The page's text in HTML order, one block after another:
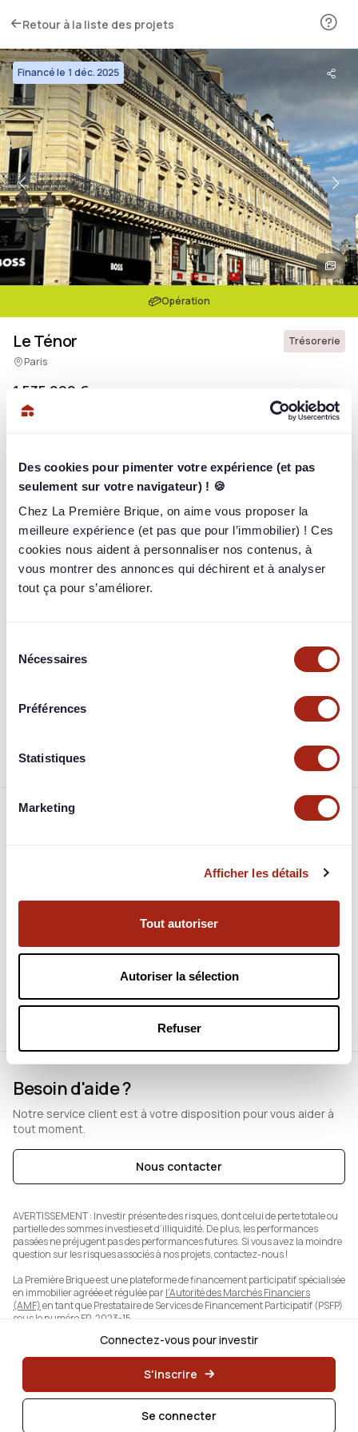
Des cookies pour pimenter votre expérience (et pas
seulement sur votre navigateur) ! 🍪
Chez La Première Brique, on aime vous proposer la
meilleure expérience (et pas que pour l’immobilier) ! Ces
cookies nous aident à personnaliser nos contenus, à
vous montrer des annonces qui déchirent et à analyser
tout ça pour s’améliorer.
Nécessaires
Préférences
Statistiques
Marketing
Afficher les détails
Tout autoriser
Autoriser la sélection
Refuser
Retour à la liste des projets
Financé le 1 déc. 2025
Opération
Le Ténor
Trésorerie
Paris
1 535 000 €
100%
Rendement
12,00% / ansur 36 mois
In-fine
Garantie
Nantissement
Identifiez-vous pour consulter toutes les informations du
Comment et quand est-on remboursé ?
Quelle fiscalité est appliquée sur mes bénéfices ?
Quel est le fonctionnement des jimbots les
investisseurs automatiques ?
Besoin d'aide ?
Notre service client est à votre disposition pour vous aider à
tout moment.
Nous contacter
AVERTISSEMENT : Investir présente des risques, dont celui de perte totale ou
partielle des sommes investies et d’illiquidité. De plus, les performances
passées ne préjugent pas des performances futures. Si vous avez la moindre
question sur les risques associés à nos projets, contactez-nous !
La Première Brique est une plateforme de financement participatif spécialisée
en immobilier agréée et régulée parl’Autorité des Marchés Financiers
(AMF)en tant que Prestataire de Services de Financement Participatif (PSFP)
sous le numéro FP-2023-15.
Connectez-vous pour investir
S'inscrire
Se connecter